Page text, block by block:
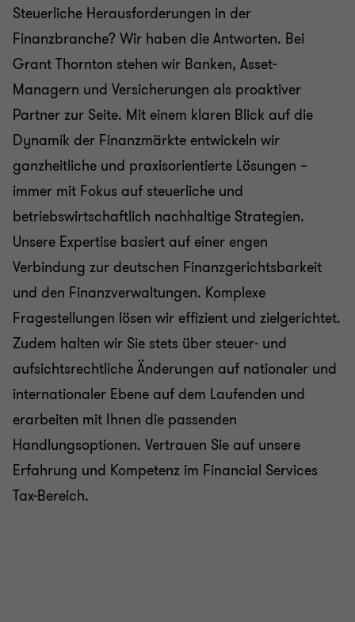
Finanzinstitute
Tax im öffentlichen Sektor
Steuerliche Herausforderungen in der
Finanzbranche? Wir haben die Antworten. Bei
Grant Thornton stehen wir Banken, Asset-
Managern und Versicherungen als proaktiver
Partner zur Seite. Mit einem klaren Blick auf die
Dynamik der Finanzmärkte entwickeln wir
ganzheitliche und praxisorientierte Lösungen –
immer mit Fokus auf steuerliche und
betriebswirtschaftlich nachhaltige Strategien.
Unsere Expertise basiert auf einer engen
Verbindung zur deutschen Finanzgerichtsbarkeit
und den Finanzverwaltungen. Komplexe
Fragestellungen lösen wir effizient und zielgerichtet.
Zudem halten wir Sie stets über steuer- und
aufsichtsrechtliche Änderungen auf nationaler und
internationaler Ebene auf dem Laufenden und
erarbeiten mit Ihnen die passenden
Handlungsoptionen. Vertrauen Sie auf unsere
Erfahrung und Kompetenz im Financial Services
Tax-Bereich.